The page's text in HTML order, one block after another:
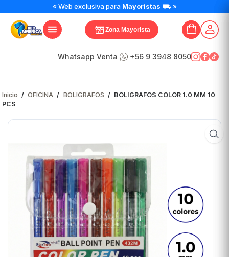
« Web exclusiva para Mayoristas ⛟ »
Zona Mayorista
Whatsapp Venta +56 9 3948 8050
Inicio / OFICINA / BOLIGRAFOS / BOLIGRAFOS COLOR 1.0 MM 10
PCS
BOLIGRAFOS
COLOR
1.0
MM